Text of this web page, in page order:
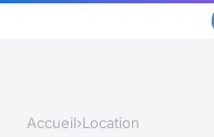
Accueil›Location